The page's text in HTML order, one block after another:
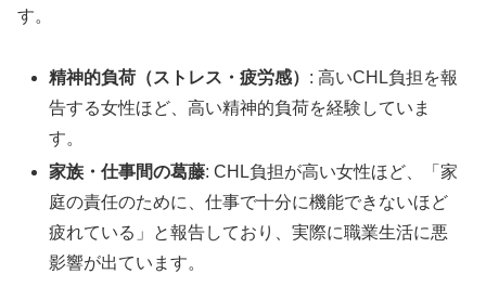
す。
精神的負荷（ストレス・疲労感） : 高いCHL負担を報
告する女性ほど、高い精神的負荷を経験していま
す。
家族・仕事間の葛藤: CHL負担が高い女性ほど、「家
庭の責任のために、仕事で十分に機能できないほど
疲れている」と報告しており、実際に職業生活に悪
影響が出ています。